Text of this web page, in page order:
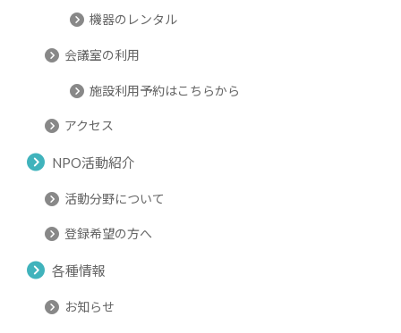
機器のレンタル
会議室の利用
施設利用予約はこちらから
アクセス
NPO活動紹介
活動分野について
登録希望の方へ
各種情報
お知らせ